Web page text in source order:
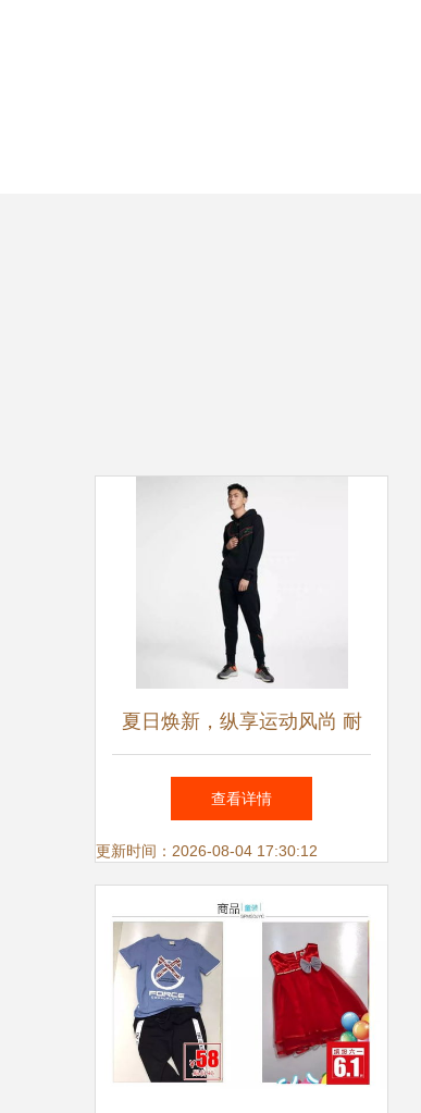
夏日焕新，纵享运动风尚 耐
克鞋服全场低至6.8折，夏季
新品同步登场
查看详情
更新时间：2026-08-04 17:30:12